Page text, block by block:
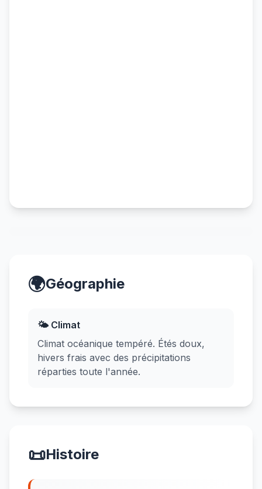
🌍Géographie
🌤️ Climat
Climat océanique tempéré. Étés doux,
hivers frais avec des précipitations
réparties toute l'année.
📜Histoire